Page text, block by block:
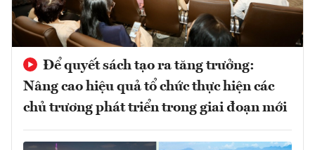
Để quyết sách tạo ra tăng trưởng:
Nâng cao hiệu quả tổ chức thực hiện các
chủ trương phát triển trong giai đoạn mới